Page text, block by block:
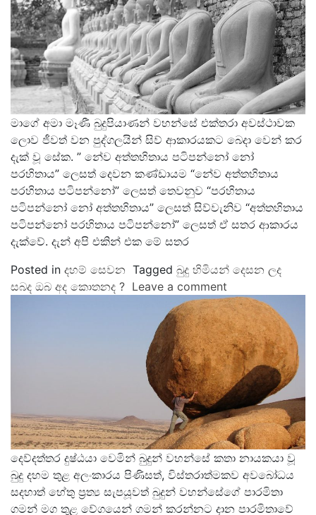
මාගේ අමා මෑණී බුදුපියාණන් වහන්සේ එක්තරා අවස්ථාවක
ලොව ජීවත් වන පුද්ගලයින් සිව් ආකාරයකට බෙදා වෙන් කර
දැක් වූ සේක. ” නේව අත්තහිතාය පටිපන්නෝ නෝ
පරහිතාය” ලෙසත් දෙවන කණ්ඩායම “නේව අත්තහිතාය
පරහිතාය පටිපන්නෝ” ලෙසත් තෙවනුව “පරහිතාය
පටිපන්නෝ නෝ අත්තහිතාය” ලෙසත් සිව්වැනිව “අත්තහිතාය
පටිපන්නෝ පරහිතාය පටිපන්නෝ” ලෙසත් ඒ සතර ආකාරය
දැක්වේ. දැන් අපි එකින් එක මේ සතර
Posted in දහම් සෙවන Tagged බුදු හිමියන් දෙසන ලද
සබද ඔබ අද කොතනද ? Leave a comment
දෙව්දත්තර දුෂ්ඨයා වෙමින් බුදුන් වහන්සේ කතා නායකයා වූ
බුදු දහම තුළ අලංකාරය පිණිසත්, විස්තරාත්මකව අවබෝධය
සදහාත් හේතු ප්‍රත්‍ය සැපයූවත් බුදුන් වහන්සේගේ පාරමිතා
ගමන් මග තුළ වේගයෙන් ගමන් කරන්නට දාන පාරමිතාවේ